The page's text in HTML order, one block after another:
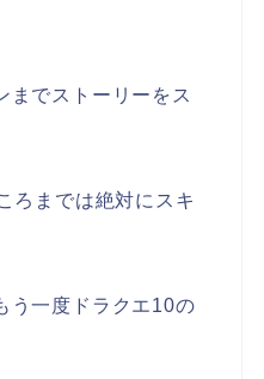
までストーリーをス
ろまでは絶対にスキ
う一度ドラクエ10の